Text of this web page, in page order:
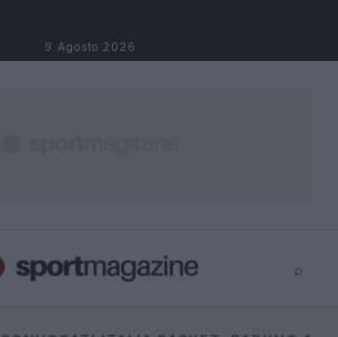
9 Agosto 2026
⌕